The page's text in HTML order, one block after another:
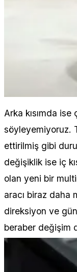
Arka kısımda
söyleyemiyoruz.
ettirilmiş gibi
değişiklik ise iç
olan yeni bir
aracı biraz daha
direksiyon ve
beraber değişim